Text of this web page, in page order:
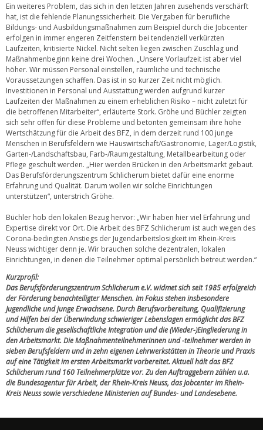
Ein weiteres Problem, das sich in den letzten Jahren zusehends verschärft
hat, ist die fehlende Planungssicherheit. Die Vergaben für berufliche
Bildungs- und Ausbildungsmaßnahmen zum Beispiel durch die Jobcenter
erfolgen in immer engeren Zeitfenstern bei tendenziell verkürzten
Laufzeiten, kritisierte Nickel. Nicht selten liegen zwischen Zuschlag und
Maßnahmenbeginn keine drei Wochen. „Unsere Vorlaufzeit ist aber viel
höher. Wir müssen Personal einstellen, räumliche und technische
Voraussetzungen schaffen. Das ist in so kurzer Zeit nicht möglich.
Investitionen in Personal und Ausstattung werden aufgrund kurzer
Laufzeiten der Maßnahmen zu einem erheblichen Risiko – nicht zuletzt für
die betroffenen Mitarbeiter“, erläuterte Stork. Gröhe und Büchler zeigten
sich sehr offen für diese Probleme und betonten gemeinsam ihre hohe
Wertschätzung für die Arbeit des BFZ, in dem derzeit rund 100 junge
Menschen in Berufsfeldern wie Hauswirtschaft/Gastronomie, Lager/Logistik,
Garten-/Landschaftsbau, Farb-/Raumgestaltung, Metallbearbeitung oder
Pflege geschult werden. „Hier werden Brücken in den Arbeitsmarkt gebaut.
Das Berufsförderungszentrum Schlicherum bietet dafür eine enorme
Erfahrung und Qualität. Darum wollen wir solche Einrichtungen
unterstützen“, unterstrich Gröhe.
Büchler hob den lokalen Bezug hervor: „Wir haben hier viel Erfahrung und
Expertise direkt vor Ort. Die Arbeit des BFZ Schlicherum ist auch wegen des
Corona-bedingten Anstiegs der Jugendarbeitslosigkeit im Rhein-Kreis
Neuss wichtiger denn je. Wir brauchen solche dezentralen, lokalen
Einrichtungen, in denen die Teilnehmer optimal persönlich betreut werden.“
Kurzprofil:
Das Berufsförderungszentrum Schlicherum e.V. widmet sich seit 1985 erfolgreich
der Förderung benachteiligter Menschen. Im Fokus stehen insbesondere
Jugendliche und junge Erwachsene. Durch Berufsvorbereitung, Qualifizierung
und Hilfen bei der Überwindung schwieriger Lebenslagen ermöglicht das BFZ
Schlicherum die gesellschaftliche Integration und die (Wieder-)Eingliederung in
den Arbeitsmarkt. Die Maßnahmenteilnehmerinnen und -teilnehmer werden in
sieben Berufsfeldern und in zehn eigenen Lehrwerkstätten in Theorie und Praxis
auf eine Tätigkeit im ersten Arbeitsmarkt vorbereitet. Aktuell hält das BFZ
Schlicherum rund 160 Teilnehmerplätze vor. Zu den Auftraggebern zählen u.a.
die Bundesagentur für Arbeit, der Rhein-Kreis Neuss, das Jobcenter im Rhein-
Kreis Neuss sowie verschiedene Ministerien auf Bundes- und Landesebene.